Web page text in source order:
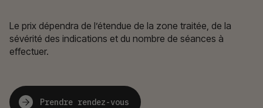
Le prix dépendra de l’étendue de la zone traitée, de la
sévérité des indications et du nombre de séances à
effectuer.
Prendre rendez-vous